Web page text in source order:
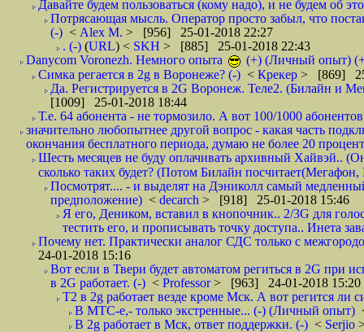
Давайте будем пользоваться (кому надо), и не будем об
Потрясающая мысль. Оператор просто забыл, что
(-) < Alex M. > [956] 25-01-2018 22:27
. (-) (URL) < SKH > [885] 25-01-2018 22:43
Danycom Voronezh. Немного опыта
(+) (Личный опыт)
Симка регается в 2g в Воронеже? (-) < Крекер > [869]
Да. Регистрируется в 2G Воронеж. Теле2. (Билайн и
[1009] 25-01-2018 18:44
Т.е. 64 абонента - не тормозило. А вот 100/1000
значительно любопытнее другой вопрос - какая часть
окончания бесплатного периода, думаю не более 20
Шесть месяцев не буду оплачивать архивный Хайвэй..
сколько таких будет? (Потом Билайн
Посмотрят.... - и выделят на Дэниколл самый
предположение) < decarch > [918] 25-01-2018 15:46
Я его, Деником, вставил в кнопочник.. 2/3G для
тестить его, и прописывать точку доступа.. Инета
Почему нет. Практически аналог СДС только с
24-01-2018 15:16
Вот если в Твери будет автоматом региться в 2G при
в 2G работает. (-) < Professor> [963] 24-01-2018 15:20
T2 в 2g работает везде кроме Мск. А вот регится
В МТС-е,- только экстренные... (-) (Личный опыт)
В 2g работает в Мск, ответ поддержки. (-) < Serjio